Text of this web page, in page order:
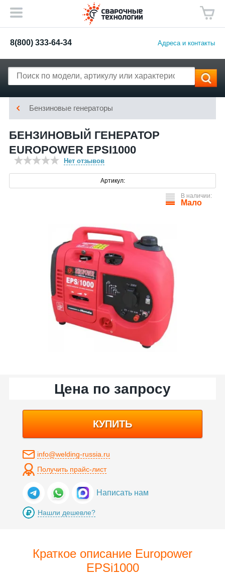
8(800) 333-64-34 Адреса и контакты
Бензиновые генераторы
БЕНЗИНОВЫЙ ГЕНЕРАТОР
EUROPOWER EPSI1000
Нет отзывов
Артикул:
В наличии:
Мало
Цена по запросу
КУПИТЬ
info@welding-russia.ru
Получить прайс-лист
Написать нам
Нашли дешевле?
Краткое описание Europower
EPSi1000